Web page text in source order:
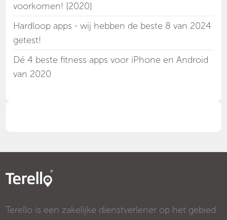
voorkomen! [2020]
Hardloop apps - wij hebben de beste 8 van 2024
getest!
Dé 4 beste fitness apps voor iPhone en Android
van 2020
Terello is een zakelijke dienstverlener op het gebied